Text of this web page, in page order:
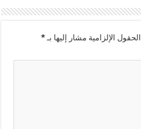
الحقول الإلزامية مشار إليها بـ*